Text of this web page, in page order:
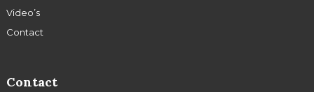
Video’s
Contact
Contact